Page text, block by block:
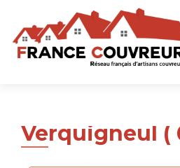
Verquigneul (